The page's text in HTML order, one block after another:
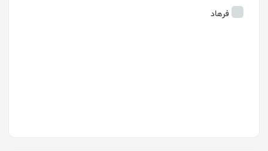
فرهاد